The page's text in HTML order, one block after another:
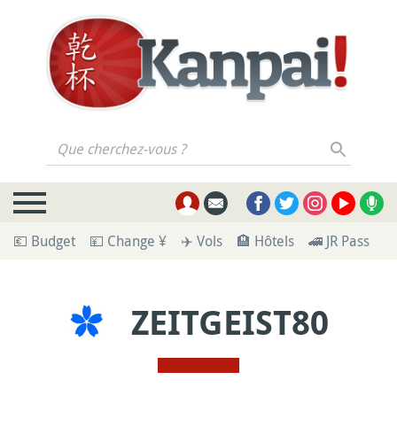
Que cherchez-vous ?
💶 Budget 💴 Change ¥ ✈️ Vols 🏨 Hôtels 🚄 JR Pass
ZEITGEIST80